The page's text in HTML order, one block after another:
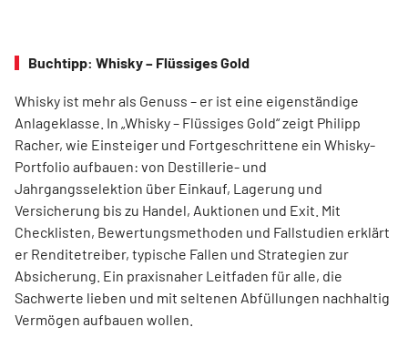
Buchtipp: Whisky – Flüssiges Gold
Whisky ist mehr als Genuss – er ist eine eigenständige
Anlageklasse. In „Whisky – Flüssiges Gold“ zeigt Philipp
Racher, wie Einsteiger und Fortgeschrittene ein Whisky-
Portfolio aufbauen: von Destillerie- und
Jahrgangsselektion über Einkauf, Lagerung und
Versicherung bis zu Handel, Auktionen und Exit. Mit
Checklisten, Bewertungsmethoden und Fallstudien erklärt
er Renditetreiber, typische Fallen und Strategien zur
Absicherung. Ein praxisnaher Leitfaden für alle, die
Sachwerte lieben und mit seltenen Abfüllungen nachhaltig
Vermögen aufbauen wollen.